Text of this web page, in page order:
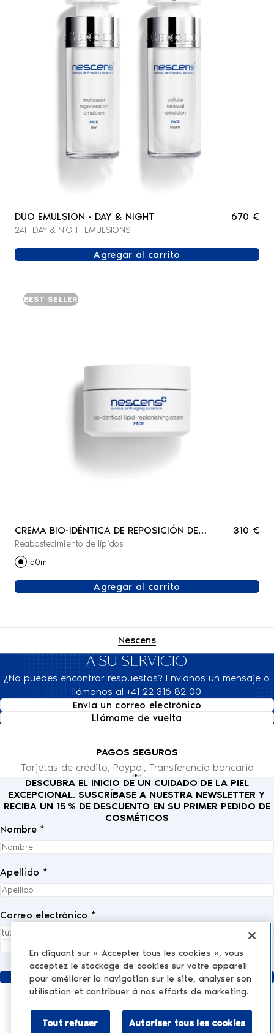
DUO EMULSION - DAY & NIGHT
24H DAY & NIGHT EMULSIONS
670 €
Agregar al carrito
BEST SELLER
CREMA BIO-IDÉNTICA DE REPOSICIÓN DE
LÍPIDOS - ROSTRO
Reabastecimiento de lípidos
310 €
50ml
Agregar al carrito
Nescens
A SU SERVICIO
¿No puedes encontrar respuestas? Envíanos un mensaje o
llámanos al +41 22 316 82 00
Envía un correo electrónico
Llámame de vuelta
PAGOS SEGUROS
Tarjetas de crédito, Paypal, Transferencia bancaria
DESCUBRA EL INICIO DE UN CUIDADO DE LA PIEL
EXCEPCIONAL. SUSCRÍBASE A NUESTRA NEWSLETTER Y
RECIBA UN 15 % DE DESCUENTO EN SU PRIMER PEDIDO DE
COSMÉTICOS
Nombre *
Apellido *
Correo electrónico *
Enviar
En cliquant sur « Accepter tous les cookies », vous
acceptez le stockage de cookies sur votre appareil
pour améliorer la navigation sur le site, analyser son
utilisation et contribuer à nos efforts de marketing.
Tout refuser Autoriser tous les cookies